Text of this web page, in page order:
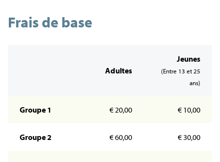
Frais de base
Adultes
Jeunes
(Entre 13 et 25
ans)
Groupe 1 € 20,00 € 10,00
Groupe 2 € 60,00 € 30,00